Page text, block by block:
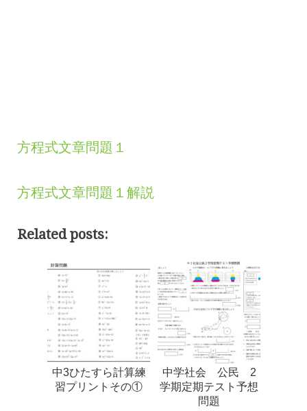
方程式文章問題１
方程式文章問題１解説
Related posts:
中3ひたすら計算練
習プリントその①
中学社会 公民 2
学期定期テスト予想
問題